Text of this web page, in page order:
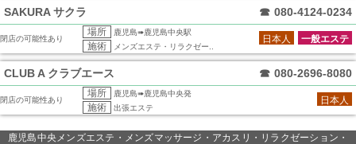
SAKURA サクラ ☎ 080-4124-0234
閉店の可能性あり
場所 鹿児島➠鹿児島中央駅
施術 メンズエステ・リラクゼー..
一般エステ
日本人
CLUB A クラブエース ☎ 080-2696-8080
閉店の可能性あり
場所 鹿児島➠鹿児島中央発
施術 出張エステ
日本人
鹿児島中央メンズエステ・メンズマッサージ・アカスリ・リラクゼーション・